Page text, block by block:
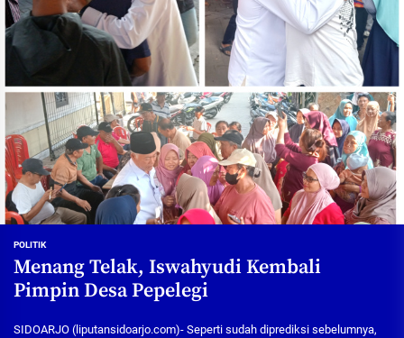
POLITIK
Menang Telak, Iswahyudi Kembali
Pimpin Desa Pepelegi
SIDOARJO (liputansidoarjo.com)- Seperti sudah diprediksi sebelumnya,